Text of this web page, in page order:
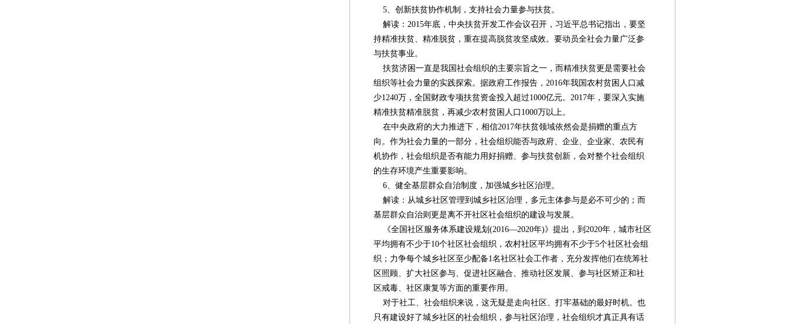
5、创新扶贫协作机制，支持社会力量参与扶贫。
解读：2015年底，中央扶贫开发工作会议召开，习近平总书记指出，要坚
持精准扶贫、精准脱贫，重在提高脱贫攻坚成效。要动员全社会力量广泛参
与扶贫事业。
扶贫济困一直是我国社会组织的主要宗旨之一，而精准扶贫更是需要社会
组织等社会力量的实践探索。据政府工作报告，2016年我国农村贫困人口减
少1240万，全国财政专项扶贫资金投入超过1000亿元。2017年，要深入实施
精准扶贫精准脱贫，再减少农村贫困人口1000万以上。
在中央政府的大力推进下，相信2017年扶贫领域依然会是捐赠的重点方
向。作为社会力量的一部分，社会组织能否与政府、企业、企业家、农民有
机协作，社会组织是否有能力用好捐赠、参与扶贫创新，会对整个社会组织
的生存环境产生重要影响。
6、健全基层群众自治制度，加强城乡社区治理。
解读：从城乡社区管理到城乡社区治理，多元主体参与是必不可少的；而
基层群众自治则更是离不开社区社会组织的建设与发展。
《全国社区服务体系建设规划(2016—2020年)》提出，到2020年，城市社区
平均拥有不少于10个社区社会组织，农村社区平均拥有不少于5个社区社会组
织；力争每个城乡社区至少配备1名社区社会工作者，充分发挥他们在统筹社
区照顾、扩大社区参与、促进社区融合、推动社区发展、参与社区矫正和社
区戒毒、社区康复等方面的重要作用。
对于社工、社会组织来说，这无疑是走向社区、打牢基础的最好时机。也
只有建设好了城乡社区的社会组织，参与社区治理，社会组织才真正具有话